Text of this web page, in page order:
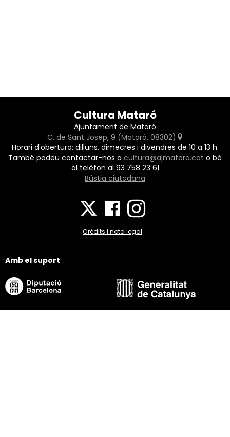
Cultura Mataró
Ajuntament de Mataró
C. de Sant Josep, 9 (Mataró, 08302)
Horari d'obertura: dilluns, dimecres i divendres de 10 a 13 h.
També podeu contactar-nos a cultura@ajmataro.cat o bé
al telèfon al 93 758 23 61
Bústia ciutadana
Crèdits i nota legal
Amb el suport